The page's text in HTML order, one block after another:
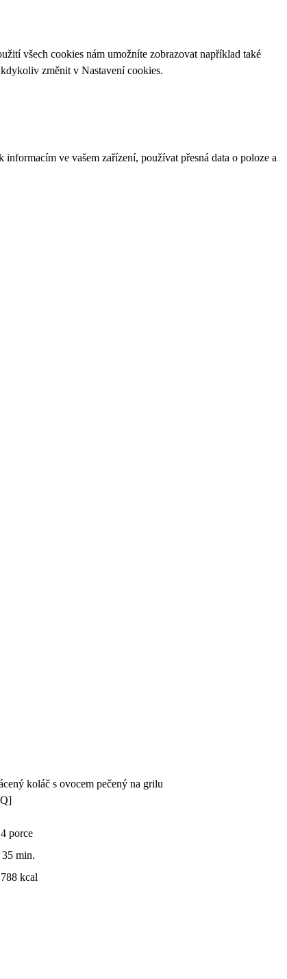
všech cookies nám umožníte zobrazovat například také
kdykoliv změnit v Nastavení cookies.
ve vašem zařízení, používat přesná data o poloze a
koláč s ovocem pečený na grilu
4 porce
35 min.
788 kcal